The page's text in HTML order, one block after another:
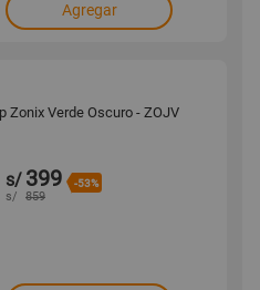
Agregar
Zonix Verde Oscuro - ZOJV
s/ 399 -53%
s/ 859